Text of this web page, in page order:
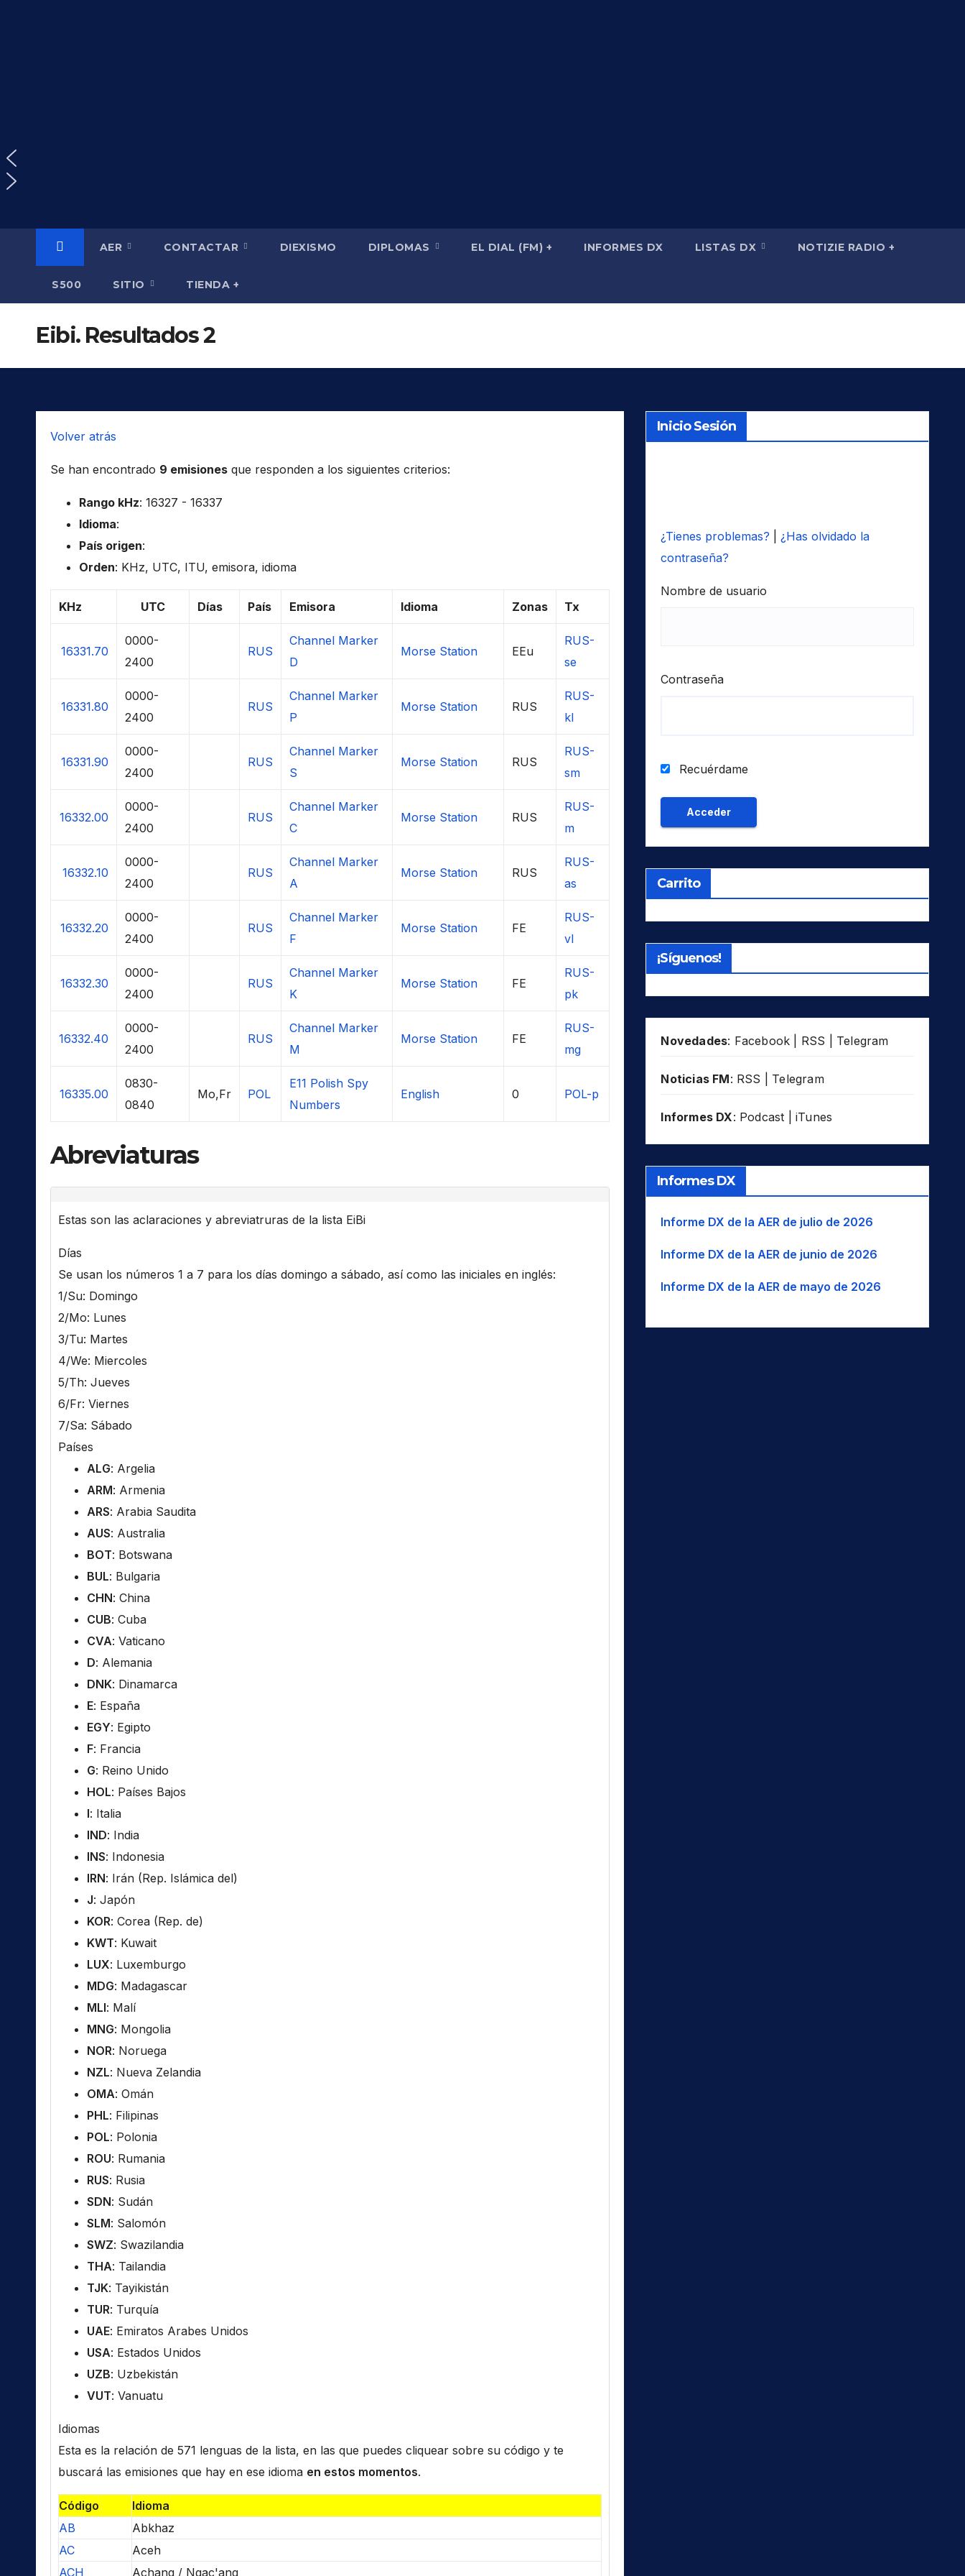
AER CONTACTAR DIEXISMO DIPLOMAS EL DIAL (FM) + INFORMES DX LISTAS DX NOTIZIE RADIO +
S500 SITIO TIENDA +
Eibi. Resultados 2
Volver atrás
Se han encontrado 9 emisiones que responden a los siguientes criterios:
Rango kHz: 16327 - 16337
Idioma:
País origen:
Orden: KHz, UTC, ITU, emisora, idioma
KHz UTC Días País Emisora Idioma Zonas Tx
16331.70
0000-
2400
RUS
Channel Marker
D
Morse Station EEu
RUS-
se
16331.80
0000-
2400
RUS
Channel Marker
P
Morse Station RUS
RUS-
kl
16331.90
0000-
2400
RUS
Channel Marker
S
Morse Station RUS
RUS-
sm
16332.00
0000-
2400
RUS
Channel Marker
C
Morse Station RUS
RUS-
m
16332.10
0000-
2400
RUS
Channel Marker
A
Morse Station RUS
RUS-
as
16332.20
0000-
2400
RUS
Channel Marker
F
Morse Station FE
RUS-
vl
16332.30
0000-
2400
RUS
Channel Marker
K
Morse Station FE
RUS-
pk
16332.40
0000-
2400
RUS
Channel Marker
M
Morse Station FE
RUS-
mg
16335.00
0830-
0840
Mo,Fr POL
E11 Polish Spy
Numbers
English 0 POL-p
Abreviaturas
Estas son las aclaraciones y abreviatruras de la lista EiBi
Días
Se usan los números 1 a 7 para los días domingo a sábado, así como las iniciales en inglés:
1/Su: Domingo
2/Mo: Lunes
3/Tu: Martes
4/We: Miercoles
5/Th: Jueves
6/Fr: Viernes
7/Sa: Sábado
Países
ALG: Argelia
ARM: Armenia
ARS: Arabia Saudita
AUS: Australia
BOT: Botswana
BUL: Bulgaria
CHN: China
CUB: Cuba
CVA: Vaticano
D: Alemania
DNK: Dinamarca
E: España
EGY: Egipto
F: Francia
G: Reino Unido
HOL: Países Bajos
I: Italia
IND: India
INS: Indonesia
IRN: Irán (Rep. Islámica del)
J: Japón
KOR: Corea (Rep. de)
KWT: Kuwait
LUX: Luxemburgo
MDG: Madagascar
MLI: Malí
MNG: Mongolia
NOR: Noruega
NZL: Nueva Zelandia
OMA: Omán
PHL: Filipinas
POL: Polonia
ROU: Rumania
RUS: Rusia
SDN: Sudán
SLM: Salomón
SWZ: Swazilandia
THA: Tailandia
TJK: Tayikistán
TUR: Turquía
UAE: Emiratos Arabes Unidos
USA: Estados Unidos
UZB: Uzbekistán
VUT: Vanuatu
Idiomas
Esta es la relación de 571 lenguas de la lista, en las que puedes cliquear sobre su código y te
buscará las emisiones que hay en ese idioma en estos momentos.
Código
Idioma
AB
Abkhaz
AC
Aceh
ACH
Achang / Ngac'ang
Inicio Sesión
¿Tienes problemas?
¿Has olvidado la
contraseña?
Nombre de usuario
Contraseña
Recuérdame
Carrito
¡Síguenos!
Novedades: Facebook RSS Telegram
Noticias FM: RSS Telegram
Informes DX: Podcast iTunes
Informes DX
Informe DX de la AER de julio de 2026
Informe DX de la AER de junio de 2026
Informe DX de la AER de mayo de 2026